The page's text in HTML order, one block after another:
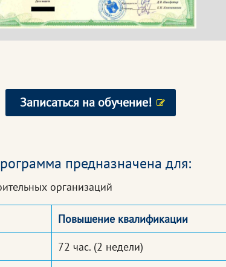
Записаться на обучение!
предназначена для:
организаций
Повышение квалификации
72 час. (2 недели)